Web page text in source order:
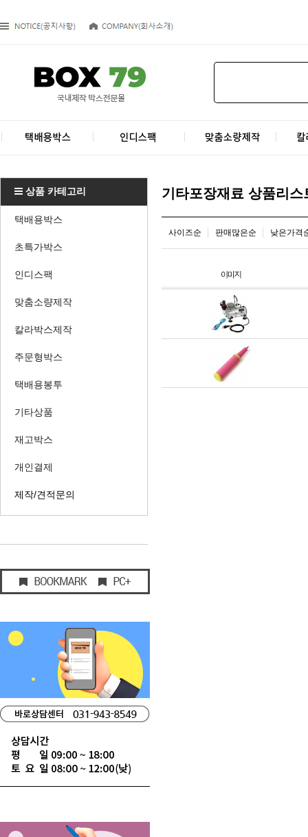
상품 카테고리
택배용박스
초특가박스
인디스팩
맞춤소량제작
칼라박스제작
주문형박스
택배용봉투
기타상품
재고박스
개인결제
제작/견적문의
기타포장재료 상품리스
사이즈순 판매많은순 낮은가격